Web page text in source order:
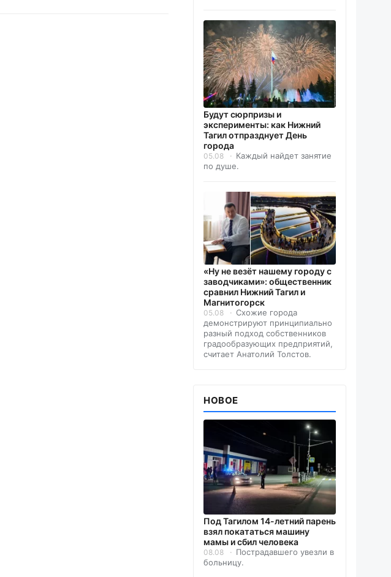
Будут сюрпризы и
эксперименты: как Нижний
Тагил отпразднует День
города
05.08
Каждый найдет занятие
по душе.
«Ну не везёт нашему городу с
заводчиками»: общественник
сравнил Нижний Тагил и
Магнитогорск
05.08
Схожие города
демонстрируют принципиально
разный подход собственников
градообразующих предприятий,
считает Анатолий Толстов.
НОВОЕ
Под Тагилом 14-летний парень
взял покататься машину
мамы и сбил человека
08.08
Пострадавшего увезли в
больницу.